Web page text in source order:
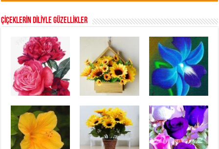
ÇİÇEKLERİN DİLİYLE GÜZELLİKLER